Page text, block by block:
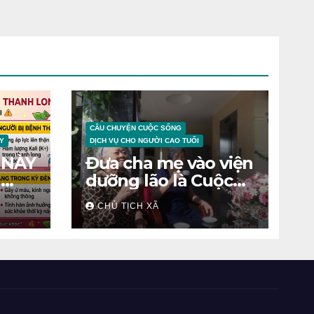
CÂU CHUYỆN CUỘC SỐNG
DỊCH VỤ CHO NGƯỜI CAO TUỔI
Đưa cha mẹ vào viện
dưỡng lão là Cuộc
chiến tâm lý
CHỦ TỊCH XÃ